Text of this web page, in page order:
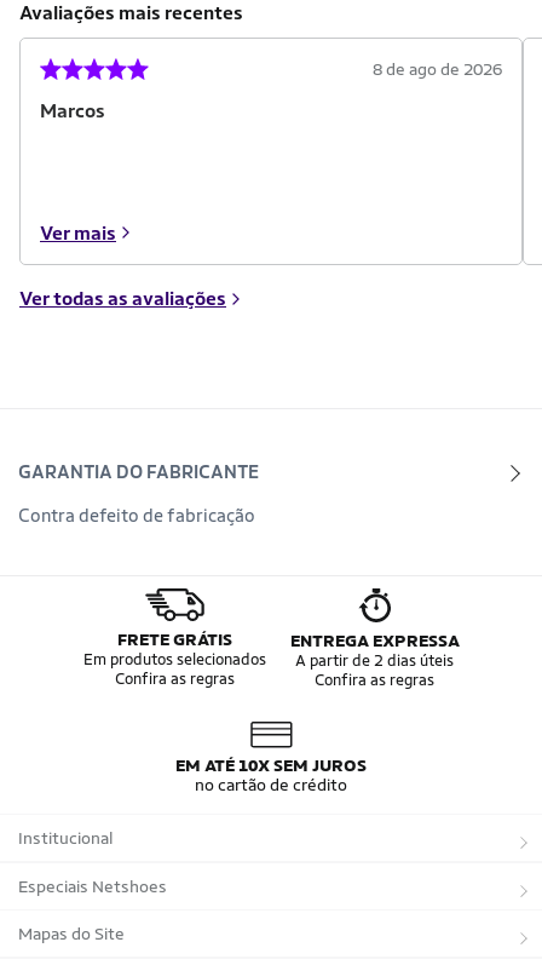
Avaliações mais recentes
Marcos
8 de ago de 2026
Ver mais
Ver todas as avaliações
GARANTIA DO FABRICANTE
Contra defeito de fabricação
FRETE GRÁTIS
Em produtos selecionados
Confira as regras
ENTREGA EXPRESSA
A partir de 2 dias úteis
Confira as regras
EM ATÉ 10X SEM JUROS
no cartão de crédito
Institucional
Sobre a Netshoes
Política de Privacidade
Especiais Netshoes
Suplementos
Mapas do Site